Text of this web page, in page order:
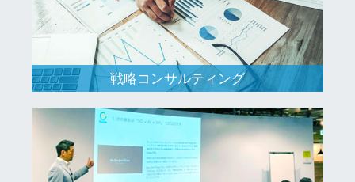
戦略コンサルティング